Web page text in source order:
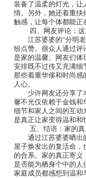
装备了温柔的灯光，让
情。另外，她还着重抉
触感，让每个体都能正
四、网友评论：这
江苏婆婆的“分明老
纷点赞。很众人通过评
是家的温馨。网友们体
安排既不过传又充满细
那些着重华侈和时尚感
人心。
少许网友还分享了
馨不光仅依赖于金钱和
细节和家人之间的互动
是真正让家变得温和和
五、结语：家的真
通过江苏婆婆晒出的
屋子焕发出的复活命，
的合系。家的真正寄义
是否能为栖身个中的人
家庭成员都感想到温和